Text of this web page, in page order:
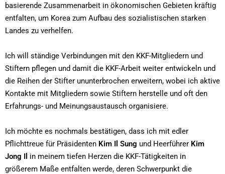
basierende Zusammenarbeit in ökonomischen Gebieten kräftig
entfalten, um Korea zum Aufbau des sozialistischen starken
Landes zu verhelfen.
Ich will ständige Verbindungen mit den KKF-Mitgliedern und
Stiftern pflegen und damit die KKF-Arbeit weiter entwickeln und
die Reihen der Stifter ununterbrochen erweitern, wobei ich aktive
Kontakte mit Mitgliedern sowie Stiftern herstelle und oft den
Erfahrungs- und Meinungsaustausch organisiere.
Ich möchte es nochmals bestätigen, dass ich mit edler
Pflichttreue für Präsidenten Kim Il Sung und Heerführer Kim
Jong Il in meinem tiefen Herzen die KKF-Tätigkeiten in
größerem Maße entfalten werde, deren Schwerpunkt die